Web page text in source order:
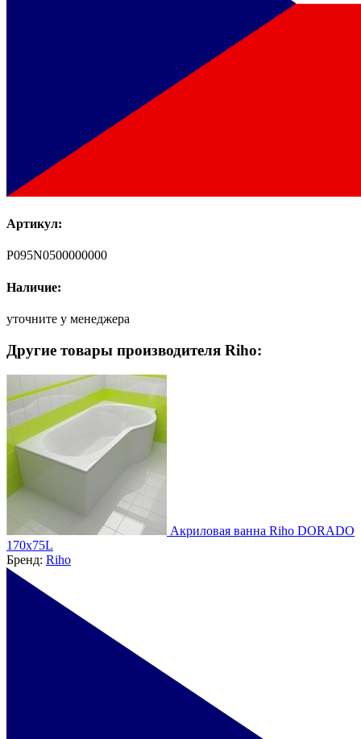
Артикул:
P095N0500000000
Наличие:
уточните у менеджера
Другие товары производителя Riho:
Акриловая ванна Riho DORADO
170х75L
Бренд: Riho